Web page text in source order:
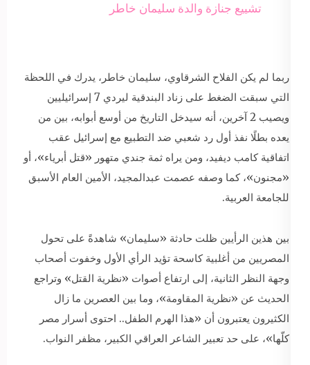
تشييع جنازة والدة سليمان خاطر
ربما لم يكن الفلاح الشرقاوي، سليمان خاطر، يدرك في اللحظة
التي سبقت الضغط على زناد البندقية ليردي 7 إسرائيليين
ويصيب 2 آخرين، أنه سيدخل التاريخ من أوسع أبوابه، بين من
يعده بطلًا نفذ أول رد شعبي ضد التطبيع مع إسرائيل عقب
اتفاقية كامب ديفيد، ومن يراه ثمة جندي متهور «قتل أبرياء»، أو
«مجنون»، كما وصفه عصمت عبدالمجيد، الأمين العام الأسبق
للجامعة العربية.
بين هذين الرأيين ظلت حادثة «سليمان» شاهدةً على تحول
المصريين من أغلبية كاسحة تؤيد الرأي الأول وخفوت أصحاب
وجهة النظر الثانية، إلى ارتفاع أصوات «نظرية القتل» وتراجع
الحديث عن «نظرية المقاومة»، وما بين العصرين ما زال
الكثيرون يعتبرون أن «هذا الهرم الطفل.. احتوى أسرار مصر
كلّها»، على حد تعبير الشاعر العراقي الكبير، مظفر النواب.